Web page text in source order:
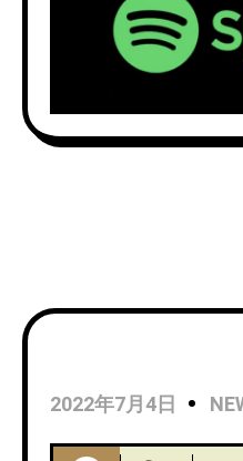
2022年7月4日